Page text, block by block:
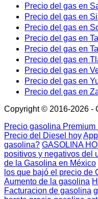
Precio del gas en
Precio del gas en
Precio del gas en
Precio del gas en
Precio del gas en
Precio del gas en
Precio del gas en
Precio del gas en
Precio del gas en
Copyright © 2016-2026 -
Precio gasolina Premium
Precio del Diesel hoy
gasolina? GASOLINA
positivos y negativos del
de la Gasolina en México
los que bajó el precio de
Aumento de la gasolina
Facturacion de gasolina